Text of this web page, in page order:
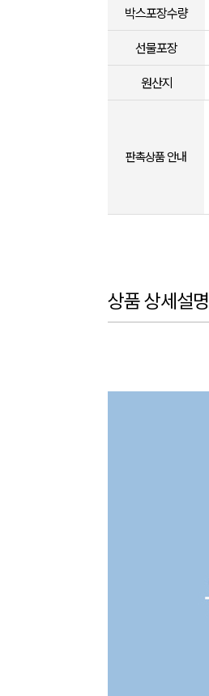
박스포장수량
선물포장
원산지
판촉상품 안내
상품 상세설명